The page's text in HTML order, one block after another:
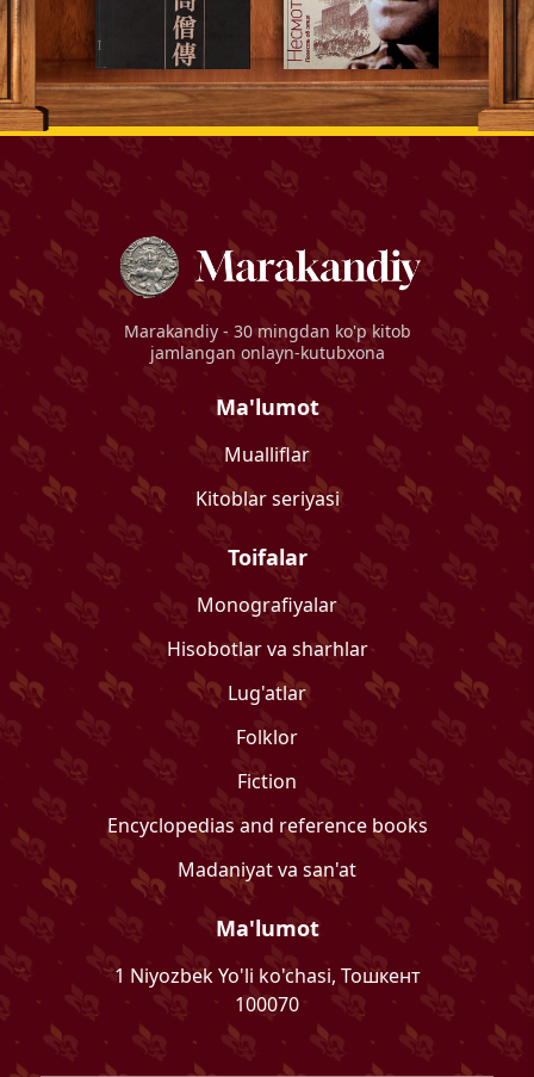
Marakandiy - 30 mingdan ko'p kitob
jamlangan onlayn-kutubxona
Ma'lumot
Mualliflar
Kitoblar seriyasi
Toifalar
Monografiyalar
Hisobotlar va sharhlar
Lug'atlar
Folklor
Fiction
Encyclopedias and reference books
Madaniyat va san'at
Ma'lumot
1 Niyozbek Yo'li ko'chasi, Тошкент
100070